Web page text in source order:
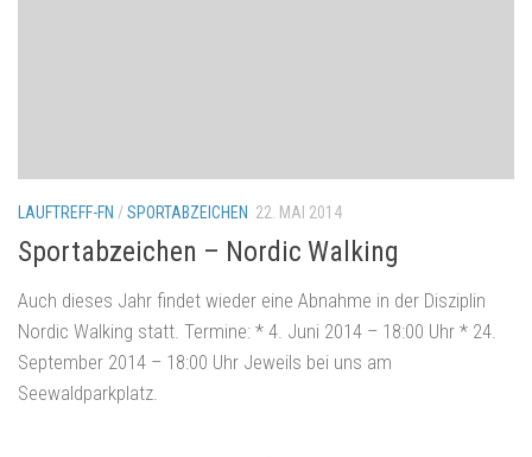
LAUFTREFF-FN /SPORTABZEICHEN 22. MAI 2014
Sportabzeichen – Nordic Walking
Auch dieses Jahr findet wieder eine Abnahme in der Disziplin
Nordic Walking statt. Termine: * 4. Juni 2014 – 18:00 Uhr * 24.
September 2014 – 18:00 Uhr Jeweils bei uns am
Seewaldparkplatz.